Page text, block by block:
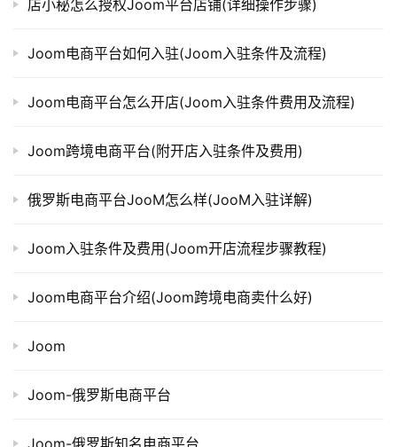
店小秘怎么授权Joom平台店铺(详细操作步骤)
Joom电商平台如何入驻(Joom入驻条件及流程)
Joom电商平台怎么开店(Joom入驻条件费用及流程)
Joom跨境电商平台(附开店入驻条件及费用)
俄罗斯电商平台JooM怎么样(JooM入驻详解)
Joom入驻条件及费用(Joom开店流程步骤教程)
Joom电商平台介绍(Joom跨境电商卖什么好)
Joom
Joom-俄罗斯电商平台